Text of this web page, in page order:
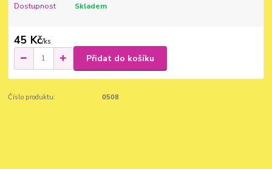
Dostupnost Skladem
45 Kč/ks
Přidat do košíku
Číslo produktu: 0508